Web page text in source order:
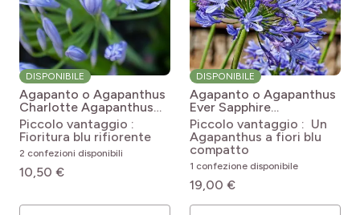
DISPONIBILE
Agapanto o Agapanthus
Charlotte Agapanthus
Charlotte
Piccolo vantaggio :
Fioritura blu rifiorente
2 confezioni disponibili
10,50 €
DISPONIBILE
Agapanto o Agapanthus
Ever Sapphire
Agapanthus Ever
Sapphire 'Andbin'
Piccolo vantaggio : Un
Agapanthus a fiori blu
compatto
1 confezione disponibile
19,00 €